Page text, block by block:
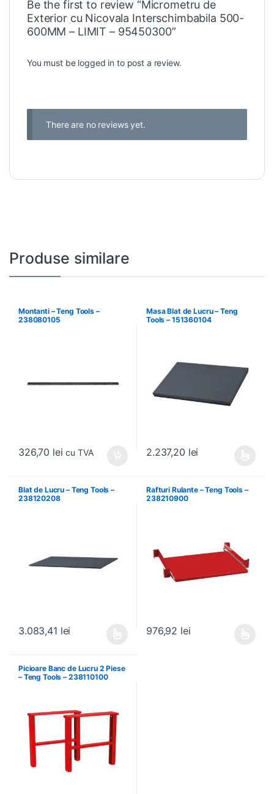
Be the first to review “Micrometru de
Exterior cu Nicovala Interschimbabila 500-
600MM – LIMIT – 95450300”
You must be logged in to post a review.
There are no reviews yet.
Produse similare
Montanti – Teng Tools –
238080105
326,70 lei cu TVA
Masa Blat de Lucru – Teng
Tools – 151360104
2.237,20 lei
Blat de Lucru – Teng Tools –
238120208
3.083,41 lei
Rafturi Rulante – Teng Tools –
238210900
976,92 lei
Picioare Banc de Lucru 2 Piese
– Teng Tools – 238110100